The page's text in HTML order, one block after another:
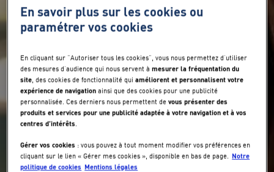
En savoir plus sur les cookies ou
paramétrer vos cookies
En cliquant sur "Autoriser tous les cookies", vous nous permettez d’utiliser
des mesures d’audience qui nous servent àmesurer la fréquentation du
site, des cookies de fonctionnalité quiaméliorent et personnalisent votre
expérience de navigation ainsi que des cookies pour une publicité
personnalisée. Ces derniers nous permettent devous présenter des
produits et services pour une publicité adaptée à votre navigation et à vos
centres d’intérêts.
Gérer vos cookies : vous pouvez à tout moment modifier vos préférences en
cliquant sur le lien « Gérer mes cookies », disponible en bas de page. Notre
politique de cookies Mentions légales